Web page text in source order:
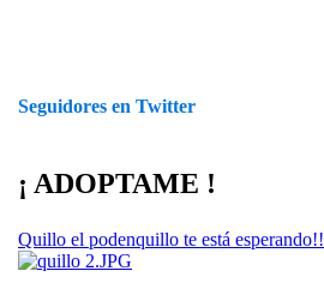
Seguidores en Twitter
¡ ADOPTAME !
Quillo el podenquillo te está esperando!!